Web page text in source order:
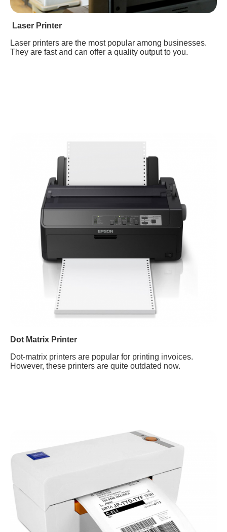
Laser Printer
Laser printers are the most popular among businesses.
They are fast and can offer a quality output to you.
Dot Matrix Printer
Dot-matrix printers are popular for printing invoices.
However, these printers are quite outdated now.